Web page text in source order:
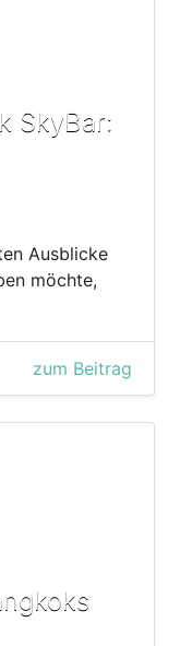
SkyBar:
Ausblicke
möchte,
zum Beitrag